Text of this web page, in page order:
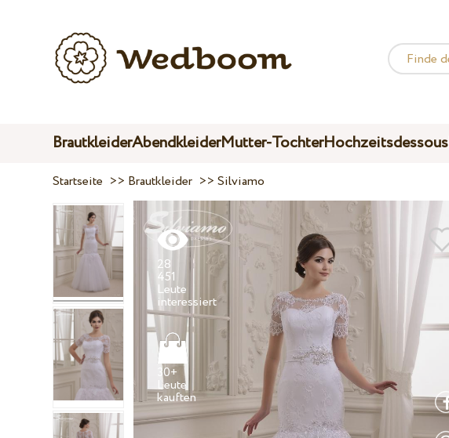
BrautkleiderAbendkleiderMutter-TochterHochzeitsdessous
Startseite >> Brautkleider >>Silviamo
28
451
Leute
30+
Leute
kauften